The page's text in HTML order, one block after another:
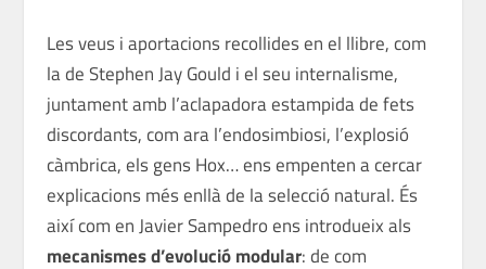
Les veus i aportacions recollides en el llibre, com
la de Stephen Jay Gould i el seu internalisme,
juntament amb l’aclapadora estampida de fets
discordants, com ara l’endosimbiosi, l’explosió
càmbrica, els gens Hox… ens empenten a cercar
explicacions més enllà de la selecció natural. És
així com en Javier Sampedro ens introdueix als
mecanismes d’evolució modular: de com